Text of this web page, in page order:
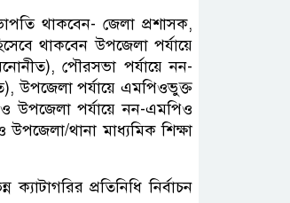
থাকবেন- জেলা প্রশাসক,
থাকবেন উপজেলা পর্যায়ে
পৌরসভা পর্যায়ে নন-
উপজেলা পর্যায়ে এমপিওভুক্ত
উপজেলা পর্যায়ে নন-এমপিও
থানা মাধ্যমিক শিক্ষা
ক্যাটাগরির প্রতিনিধি নির্বাচন